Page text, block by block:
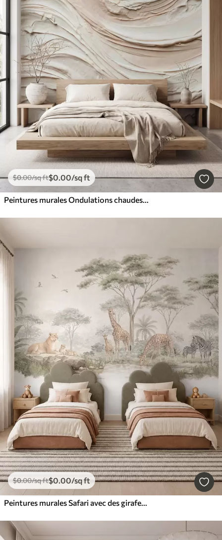
$0.00/sq ft$0.00/sq ft
Peintures murales Ondulations chaudes aux tons crème et pêche imitant un enduit texturé, abstrait
$0.00/sq ft$0.00/sq ft
Peintures murales Safari avec des girafes, des lions, des zèbres et des arbres tropicaux